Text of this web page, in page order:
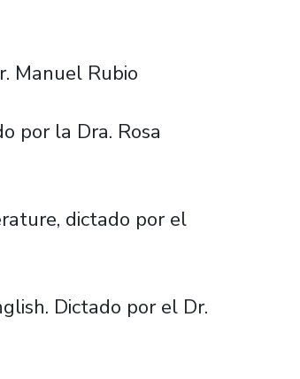
Manuel Rubio
por la Dra. Rosa
dictado por el
Dictado por el Dr.